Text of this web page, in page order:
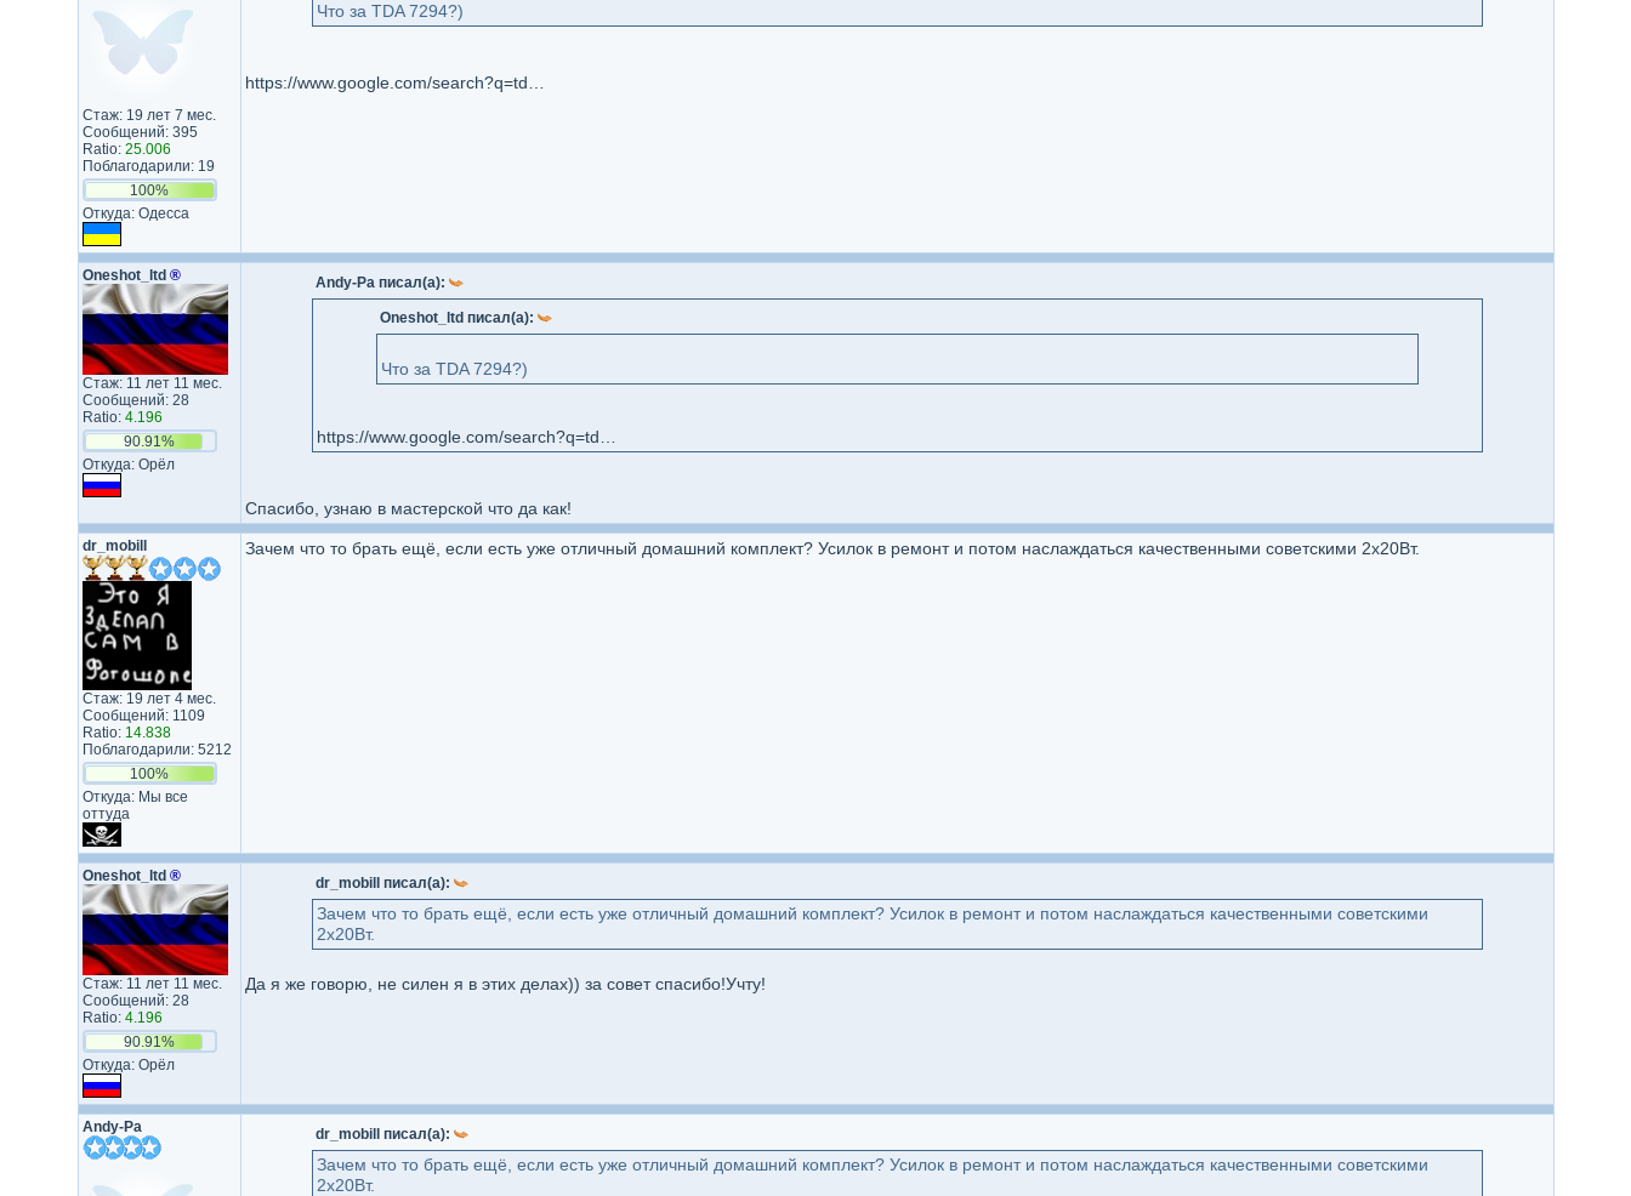
Стаж: 19 лет 7 мес.
Сообщений: 395
Ratio: 25.006
Поблагодарили: 19
100%
Откуда: Одесса
Что за TDA 7294?)
Oneshot_ltd ®
Стаж: 11 лет 11 мес.
Сообщений: 28
Ratio: 4.196
90.91%
Откуда: Орёл
Andy-Pa писал(а):
Oneshot_ltd писал(а):
Что за TDA 7294?)
Спасибо, узнаю в мастерской что да как!
dr_mobill
Стаж: 19 лет 4 мес.
Сообщений: 1109
Ratio: 14.838
Поблагодарили: 5212
100%
Откуда: Мы все
оттуда
Зачем что то брать ещё, если есть уже отличный домашний комплект? Усилок в ремонт и потом наслаждаться качественными советскими 2х20Вт.
Oneshot_ltd ®
Стаж: 11 лет 11 мес.
Сообщений: 28
Ratio: 4.196
90.91%
Откуда: Орёл
dr_mobill писал(а):
Зачем что то брать ещё, если есть уже отличный домашний комплект? Усилок в ремонт и потом наслаждаться качественными советскими
2х20Вт.
Да я же говорю, не силен я в этих делах)) за совет спасибо!Учту!
Andy-Pa dr_mobill писал(а):
Зачем что то брать ещё, если есть уже отличный домашний комплект? Усилок в ремонт и потом наслаждаться качественными советскими
2х20Вт.